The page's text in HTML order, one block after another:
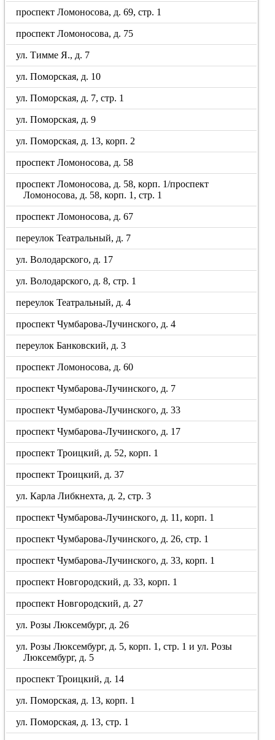
проспект Ломоносова, д. 69, стр. 1
проспект Ломоносова, д. 75
ул. Тимме Я., д. 7
ул. Поморская, д. 10
ул. Поморская, д. 7, стр. 1
ул. Поморская, д. 9
ул. Поморская, д. 13, корп. 2
проспект Ломоносова, д. 58
проспект Ломоносова, д. 58, корп. 1/проспект
Ломоносова, д. 58, корп. 1, стр. 1
проспект Ломоносова, д. 67
переулок Театральный, д. 7
ул. Володарского, д. 17
ул. Володарского, д. 8, стр. 1
переулок Театральный, д. 4
проспект Чумбарова-Лучинского, д. 4
переулок Банковский, д. 3
проспект Ломоносова, д. 60
проспект Чумбарова-Лучинского, д. 7
проспект Чумбарова-Лучинского, д. 33
проспект Чумбарова-Лучинского, д. 17
проспект Троицкий, д. 52, корп. 1
проспект Троицкий, д. 37
ул. Карла Либкнехта, д. 2, стр. 3
проспект Чумбарова-Лучинского, д. 11, корп. 1
проспект Чумбарова-Лучинского, д. 26, стр. 1
проспект Чумбарова-Лучинского, д. 33, корп. 1
проспект Новгородский, д. 33, корп. 1
проспект Новгородский, д. 27
ул. Розы Люксембург, д. 26
ул. Розы Люксембург, д. 5, корп. 1, стр. 1 и ул. Розы
Люксембург, д. 5
проспект Троицкий, д. 14
ул. Поморская, д. 13, корп. 1
ул. Поморская, д. 13, стр. 1